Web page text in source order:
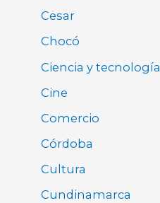
Cesar
Chocó
Ciencia y tecnología
Cine
Comercio
Córdoba
Cultura
Cundinamarca